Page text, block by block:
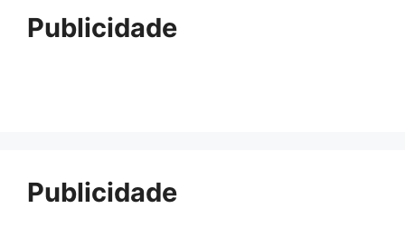
Publicidade
Publicidade